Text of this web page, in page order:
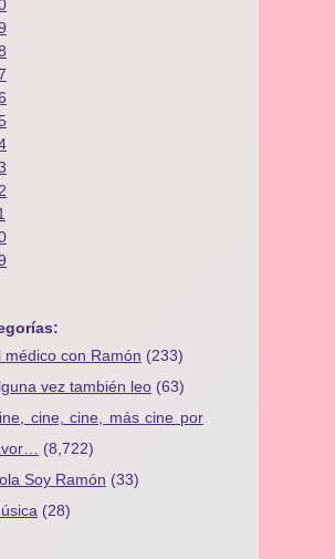
médico con Ramón (233)
vez también leo (63)
cine, cine, más cine por
(8,722)
Soy Ramón (33)
(28)